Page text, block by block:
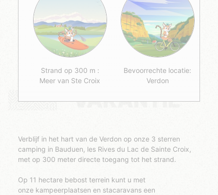
Strand op 300 m :
Meer van Ste Croix
Bevoorrechte locatie:
Verdon
VAKANTIE
Verblijf in het hart van de Verdon op onze 3 sterren
camping in Bauduen, les Rives du Lac de Sainte Croix,
met op 300 meter directe toegang tot het strand.
Op 11 hectare bebost terrein kunt u met
onze kampeerplaatsen en stacaravans een